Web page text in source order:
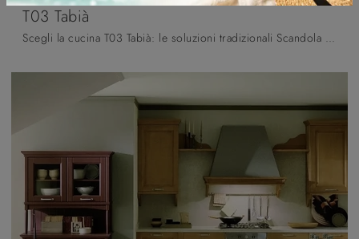
T03 Tabià
Scegli la cucina T03 Tabià: le soluzioni tradizionali Scandola in legno sono sinonimo di qualità, stile e design.